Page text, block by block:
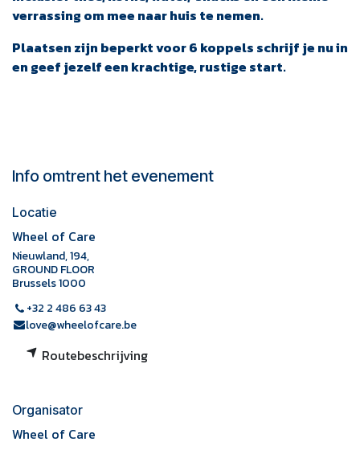
verrassing om mee naar huis te nemen.
Plaatsen zijn beperkt voor 6 koppels schrijf je nu in
en geef jezelf een krachtige, rustige start.
Info omtrent het evenement
Locatie
Wheel of Care
Nieuwland, 194,
GROUND FLOOR
Brussels 1000
+32 2 486 63 43
love@wheelofcare.be
Routebeschrijving
Organisator
Wheel of Care